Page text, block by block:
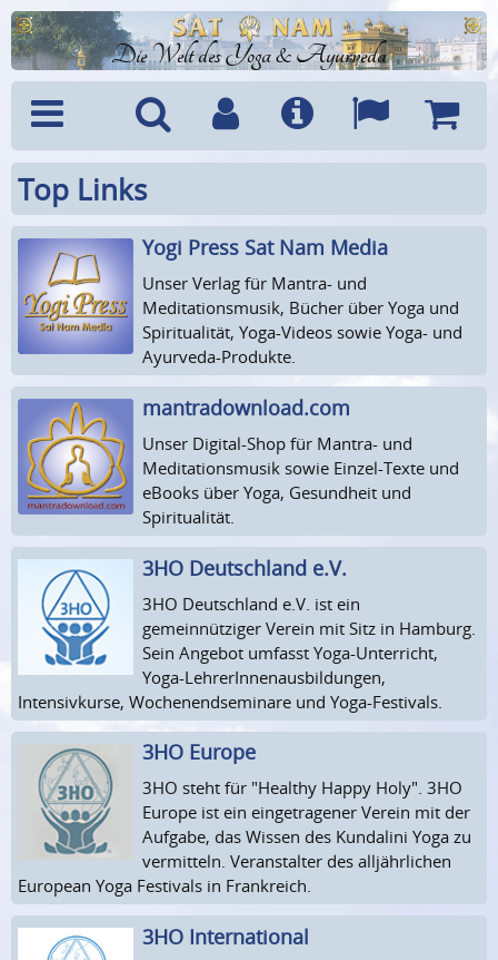
Die Welt des Yoga & Ayurveda
Menü Suche
Top Links
Yogi Press Sat Nam Media
Unser Verlag für Mantra- und
Meditationsmusik, Bücher über Yoga und
Spiritualität, Yoga-Videos sowie Yoga- und
Ayurveda-Produkte.
mantradownload.com
Unser Digital-Shop für Mantra- und
Meditationsmusik sowie Einzel-Texte und
eBooks über Yoga, Gesundheit und
Spiritualität.
3HO Deutschland e.V.
3HO Deutschland e.V. ist ein
gemeinnütziger Verein mit Sitz in Hamburg.
Sein Angebot umfasst Yoga-Unterricht,
Yoga-LehrerInnenausbildungen,
Intensivkurse, Wochenendseminare und Yoga-Festivals.
3HO Europe
3HO steht für "Healthy Happy Holy". 3HO
Europe ist ein eingetragener Verein mit der
Aufgabe, das Wissen des Kundalini Yoga zu
vermitteln. Veranstalter des alljährlichen
European Yoga Festivals in Frankreich.
3HO International